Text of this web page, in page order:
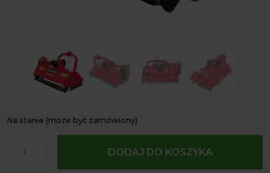
Na stanie (może być zamówiony)
DODAJ DO KOSZYKA